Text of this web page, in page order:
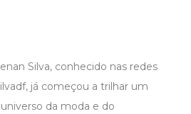
Silva, conhecido nas redes
já começou a trilhar um
da moda e do